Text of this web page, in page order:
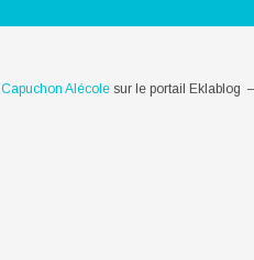
Capuchon Alécolesur le portail Eklablog